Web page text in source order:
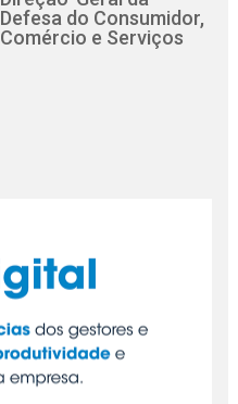
Defesa do Consumidor,
Comércio e Serviços